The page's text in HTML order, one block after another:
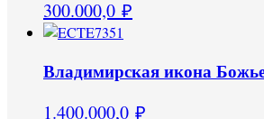
300.000,0 ₽
Владимирская икона
1.400.000,0 ₽